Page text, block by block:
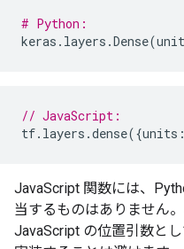
# Python:
keras . layers .Dense(
// JavaScript:
tf. layers .dense({units :
JavaScript 関数には、
当するものはありません
JavaScript の位置引数と